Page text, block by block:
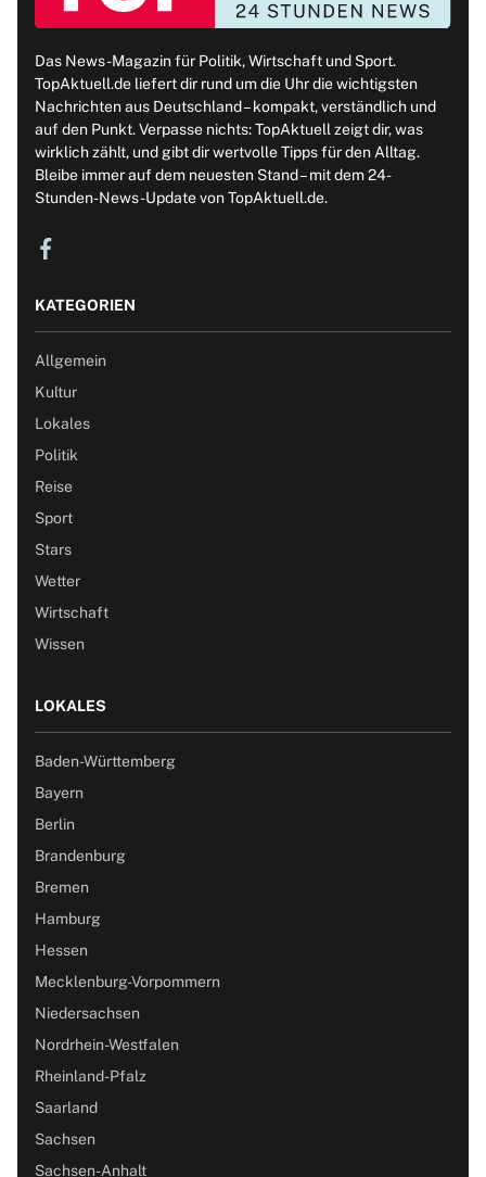
Das News-Magazin für Politik, Wirtschaft und Sport.
TopAktuell.de liefert dir rund um die Uhr die wichtigsten
Nachrichten aus Deutschland – kompakt, verständlich und
auf den Punkt. Verpasse nichts: TopAktuell zeigt dir, was
wirklich zählt, und gibt dir wertvolle Tipps für den Alltag.
Bleibe immer auf dem neuesten Stand – mit dem 24-
Stunden-News-Update von TopAktuell.de.
KATEGORIEN
Allgemein
Kultur
Lokales
Politik
Reise
Sport
Stars
Wetter
Wirtschaft
Wissen
LOKALES
Baden-Württemberg
Bayern
Berlin
Brandenburg
Bremen
Hamburg
Hessen
Mecklenburg-Vorpommern
Niedersachsen
Nordrhein-Westfalen
Rheinland-Pfalz
Saarland
Sachsen
Sachsen-Anhalt